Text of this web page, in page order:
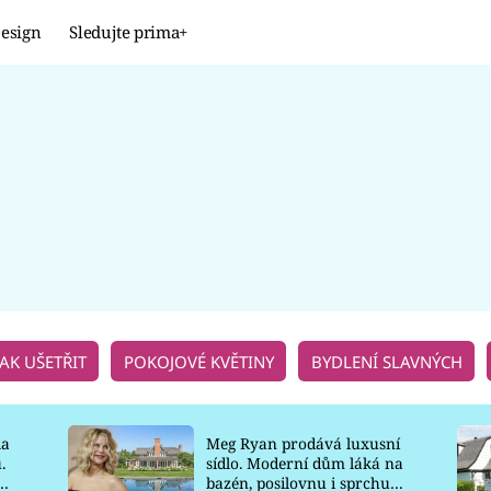
Sledujte prima+
UŠETŘIT POKOJOVÉ KVĚTINY BYDLENÍ SLAVNÝCH
Meg Ryan prodává luxusní
sídlo. Moderní dům láká na
bazén, posilovnu i sprchu